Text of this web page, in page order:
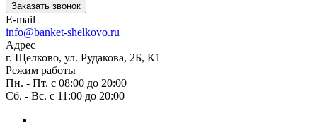
Заказать звонок
E-mail
info@banket-shelkovo.ru
Адрес
г. Щелково, ул. Рудакова, 2Б, К1
Режим работы
Пн. - Пт. с 08:00 до 20:00
Сб. - Вс. с 11:00 до 20:00